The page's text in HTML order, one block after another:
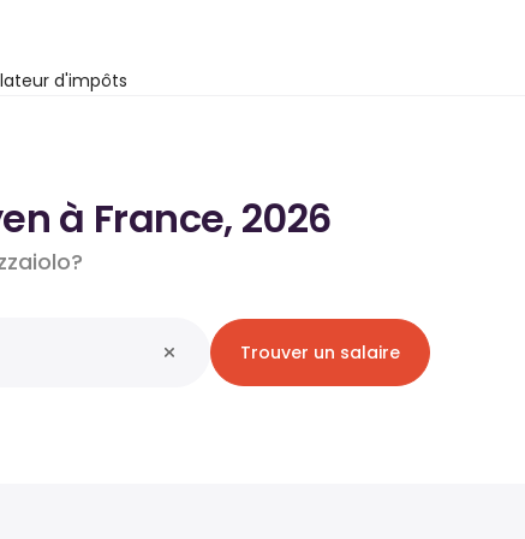
d'impôts
à France, 2026
Trouver un salaire